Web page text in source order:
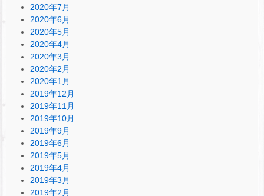
2020年7月
2020年6月
2020年5月
2020年4月
2020年3月
2020年2月
2020年1月
2019年12月
2019年11月
2019年10月
2019年9月
2019年6月
2019年5月
2019年4月
2019年3月
2019年2月